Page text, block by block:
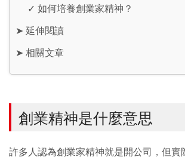
✓ 如何培養創業家精神？
➤ 延伸閱讀
➤ 相關文章
創業精神是什麼意思
許多人認為創業家精神就是開公司，但實